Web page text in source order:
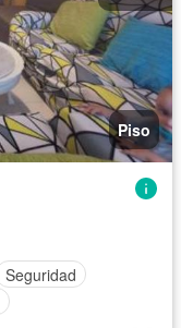
Piso
Seguridad